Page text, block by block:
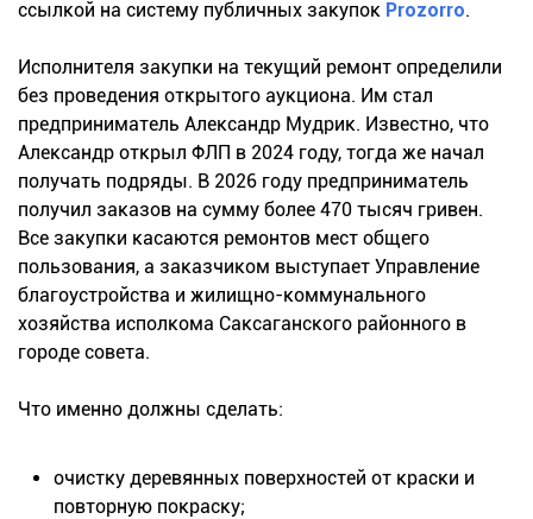
ссылкой на систему публичных закупок Prozorro.
Исполнителя закупки на текущий ремонт определили
без проведения открытого аукциона. Им стал
предприниматель Александр Мудрик. Известно, что
Александр открыл ФЛП в 2024 году, тогда же начал
получать подряды. В 2026 году предприниматель
получил заказов на сумму более 470 тысяч гривен.
Все закупки касаются ремонтов мест общего
пользования, а заказчиком выступает Управление
благоустройства и жилищно-коммунального
хозяйства исполкома Саксаганского районного в
городе совета.
Что именно должны сделать:
очистку деревянных поверхностей от краски и
повторную покраску;